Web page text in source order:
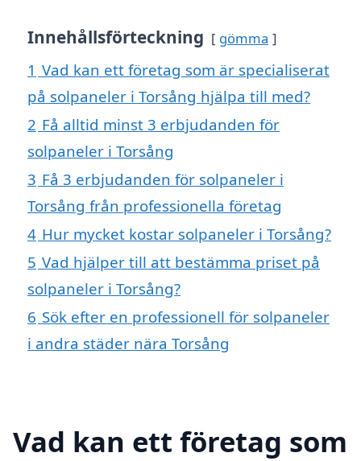
Innehållsförteckning gömma
1 Vad kan ett företag som är specialiserat
på solpaneler i Torsång hjälpa till med?
2 Få alltid minst 3 erbjudanden för
solpaneler i Torsång
3 Få 3 erbjudanden för solpaneler i
Torsång från professionella företag
4 Hur mycket kostar solpaneler i Torsång?
5 Vad hjälper till att bestämma priset på
solpaneler i Torsång?
6 Sök efter en professionell för solpaneler
i andra städer nära Torsång
Vad kan ett företag som